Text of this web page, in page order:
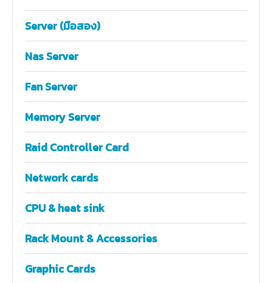
Server (มือสอง)
Nas Server
Fan Server
Memory Server
Raid Controller Card
Network cards
CPU & heat sink
Rack Mount & Accessories
Graphic Cards